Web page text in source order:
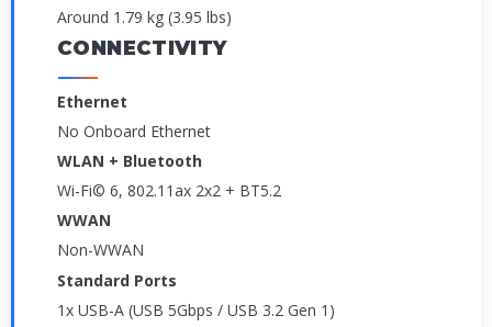
Around 1.79 kg (3.95 lbs)
CONNECTIVITY
Ethernet
No Onboard Ethernet
WLAN + Bluetooth
Wi-Fi© 6, 802.11ax 2x2 + BT5.2
WWAN
Non-WWAN
Standard Ports
1x USB-A (USB 5Gbps / USB 3.2 Gen 1)